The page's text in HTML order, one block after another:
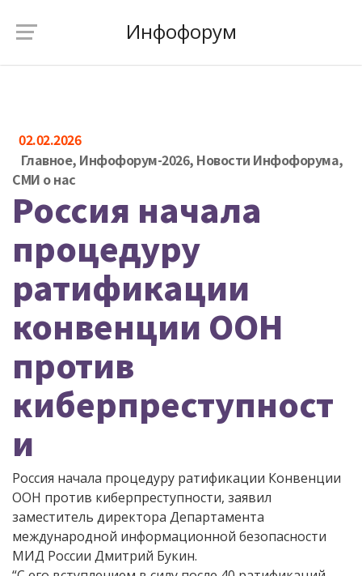
Инфофорум
02.02.2026
Главное, Инфофорум-2026, Новости Инфофорума,
СМИ о нас
Россия начала
процедуру
ратификации
конвенции ООН
против
киберпреступност
и
Россия начала процедуру ратификации Конвенции
ООН против киберпреступности, заявил
заместитель директора Департамента
международной информационной безопасности
МИД России Дмитрий Букин.